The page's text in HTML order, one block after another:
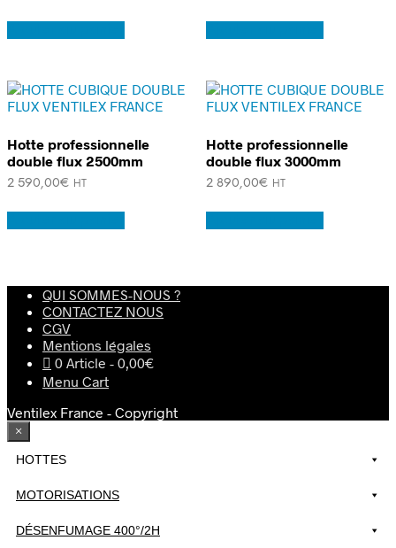
Hotte professionnelle
double flux 2500mm
2 590,00€ HT
Hotte professionnelle
double flux 3000mm
2 890,00€ HT
QUI SOMMES-NOUS ?
CONTACTEZ NOUS
CGV
Mentions légales
0 Article
0,00€
Menu Cart
Ventilex France - Copyright
×
HOTTES
MOTORISATIONS
DÉSENFUMAGE 400°/2H